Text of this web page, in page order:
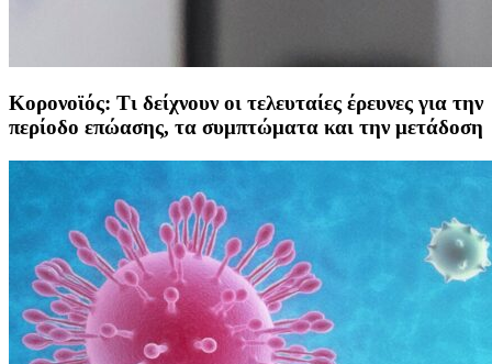
Κορονοϊός: Τι δείχνουν οι τελευταίες έρευνες για την
περίοδο επώασης, τα συμπτώματα και την μετάδοση